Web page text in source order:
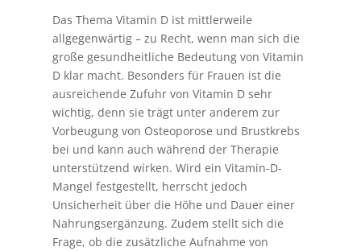
Das Thema Vitamin D ist mittlerweile
allgegenwärtig – zu Recht, wenn man sich die
große gesundheitliche Bedeutung von Vitamin
D klar macht. Besonders für Frauen ist die
ausreichende Zufuhr von Vitamin D sehr
wichtig, denn sie trägt unter anderem zur
Vorbeugung von Osteoporose und Brustkrebs
bei und kann auch während der Therapie
unterstützend wirken. Wird ein Vitamin-D-
Mangel festgestellt, herrscht jedoch
Unsicherheit über die Höhe und Dauer einer
Nahrungsergänzung. Zudem stellt sich die
Frage, ob die zusätzliche Aufnahme von